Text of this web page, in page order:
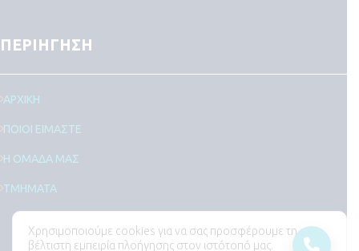
ΠΕΡΙΗΓΗΣΗ
ΑΡΧΙΚΗ
ΠΟΙΟΙ ΕΙΜΑΣΤΕ
Η ΟΜΑΔΑ ΜΑΣ
ΤΜΗΜΑΤΑ
Χρησιμοποιούμε cookies για να σας προσφέρουμε τη
βέλτιστη εμπειρία πλοήγησης στον ιστότοπό μας.